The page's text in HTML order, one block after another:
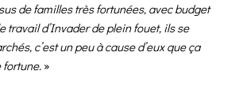
de familles très fortunées, avec budget
travail d’Invader de plein fouet, ils se
c’est un peu à cause d’eux que ça
fortune. »